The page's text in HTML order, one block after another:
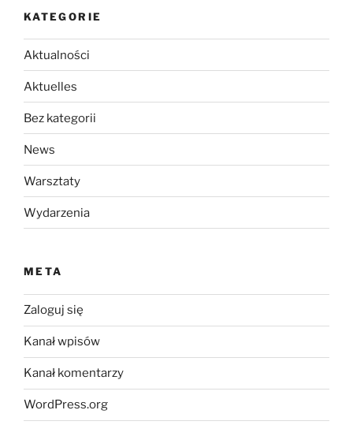
KATEGORIE
Aktualności
Aktuelles
Bez kategorii
News
Warsztaty
Wydarzenia
META
Zaloguj się
Kanał wpisów
Kanał komentarzy
WordPress.org